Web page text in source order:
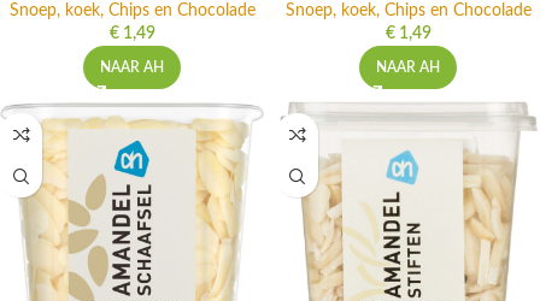
Snoep, koek, Chips en Chocolade
€1,49
NAAR AH
Snoep, koek, Chips en Chocolade
€1,49
NAAR AH